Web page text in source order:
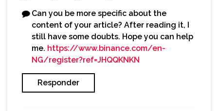
Can you be more specific about the
content of your article? After reading it, I
still have some doubts. Hope you can help
me. https://www.binance.com/en-
NG/register?ref=JHQQKNKN
Responder